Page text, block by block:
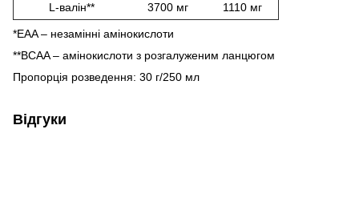
L-валін**
3700 мг 1110 мг
*EAA – незамінні амінокислоти
**BCAA – амінокислоти з розгалуженим ланцюгом
Пропорція розведення: 30 г/250 мл
Відгуки